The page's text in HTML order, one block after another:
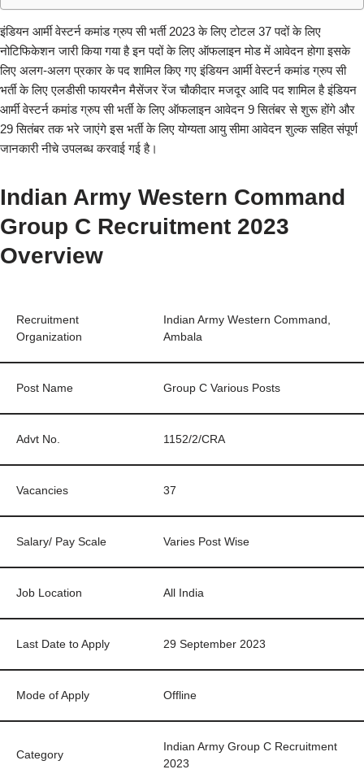
इंडियन आर्मी वेस्टर्न कमांड ग्रुप सी भर्ती 2023 के लिए टोटल 37 पदों के लिए
नोटिफिकेशन जारी किया गया है इन पदों के लिए ऑफलाइन मोड में आवेदन होगा इसके
लिए अलग-अलग प्रकार के पद शामिल किए गए इंडियन आर्मी वेस्टर्न कमांड ग्रुप सी
भर्ती के लिए एलडीसी फायरमैन मैसेंजर रेंज चौकीदार मजदूर आदि पद शामिल है इंडियन
आर्मी वेस्टर्न कमांड ग्रुप सी भर्ती के लिए ऑफलाइन आवेदन 9 सितंबर से शुरू होंगे और
29 सितंबर तक भरे जाएंगे इस भर्ती के लिए योग्यता आयु सीमा आवेदन शुल्क सहित संपूर्ण
जानकारी नीचे उपलब्ध करवाई गई है।
Indian Army Western Command
Group C Recruitment 2023
Overview
Recruitment
Organization
Indian Army Western Command,
Ambala
Post Name Group C Various Posts
Advt No. 1152/2/CRA
Vacancies 37
Salary/ Pay Scale Varies Post Wise
Job Location All India
Last Date to Apply 29 September 2023
Mode of Apply Offline
Category
Indian Army Group C Recruitment
2023